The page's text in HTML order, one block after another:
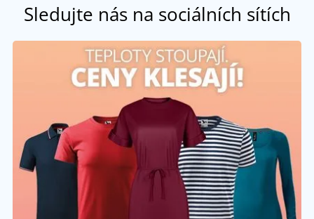
Sledujte nás na sociálních sítích